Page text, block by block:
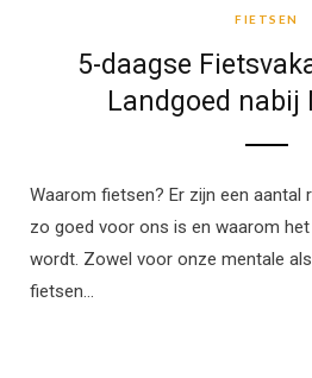
FIETSEN
5-daagse
Landgoed nabij
Waarom fietsen? Er zijn een aantal
zo goed voor ons is en waarom
wordt. Zowel voor onze mentale
fietsen…